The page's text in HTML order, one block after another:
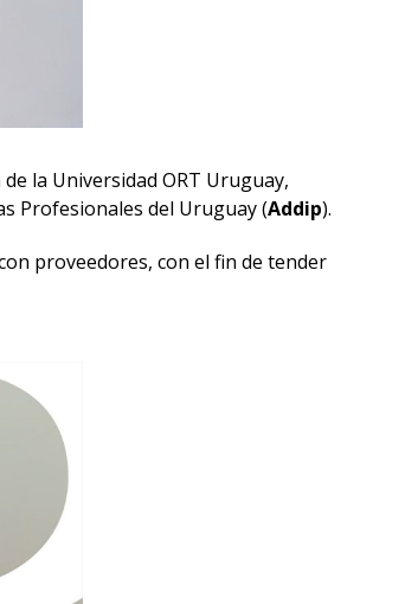
la Universidad ORT Uruguay,
Profesionales del Uruguay (Addip).
proveedores, con el fin de tender